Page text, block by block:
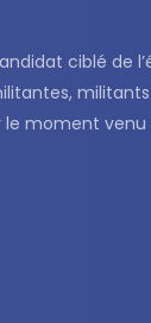
ciblé de
le moment venu